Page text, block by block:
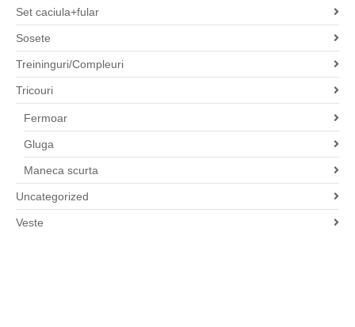
Set caciula+fular
Sosete
Treininguri/Compleuri
Tricouri
Fermoar
Gluga
Maneca scurta
Uncategorized
Veste